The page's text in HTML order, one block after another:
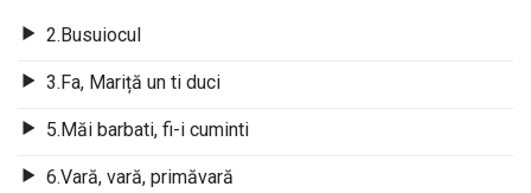
2.Busuiocul
3.Fa, Mariță un ti duci
5.Măi barbati, fi-i cuminti
6.Vară, vară, primăvară